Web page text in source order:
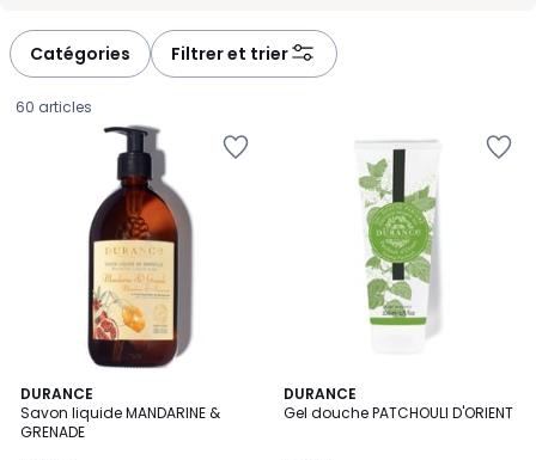
Catégories Filtrer et trier
60 articles
DURANCE
Savon liquide MANDARINE &
GRENADE
DURANCE
Gel douche PATCHOULI D'ORIENT